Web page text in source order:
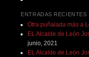
ENTRADAS RECIENTES
Otra puñalada más a
EL Alcalde de León
junio, 2021
EL Alcalde de León